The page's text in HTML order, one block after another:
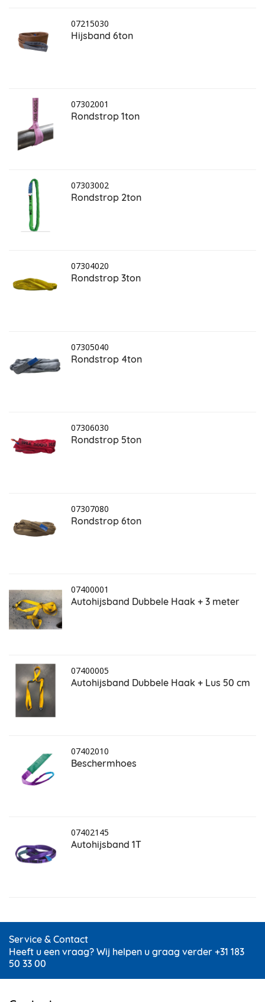
07215030
Hijsband 6ton
07302001
Rondstrop 1ton
07303002
Rondstrop 2ton
07304020
Rondstrop 3ton
07305040
Rondstrop 4ton
07306030
Rondstrop 5ton
07307080
Rondstrop 6ton
07400001
Autohijsband Dubbele Haak + 3 meter
07400005
Autohijsband Dubbele Haak + Lus 50 cm
07402010
Beschermhoes
07402145
Autohijsband 1T
Service & Contact
Heeft u een vraag? Wij helpen u graag verder +31 183
50 33 00